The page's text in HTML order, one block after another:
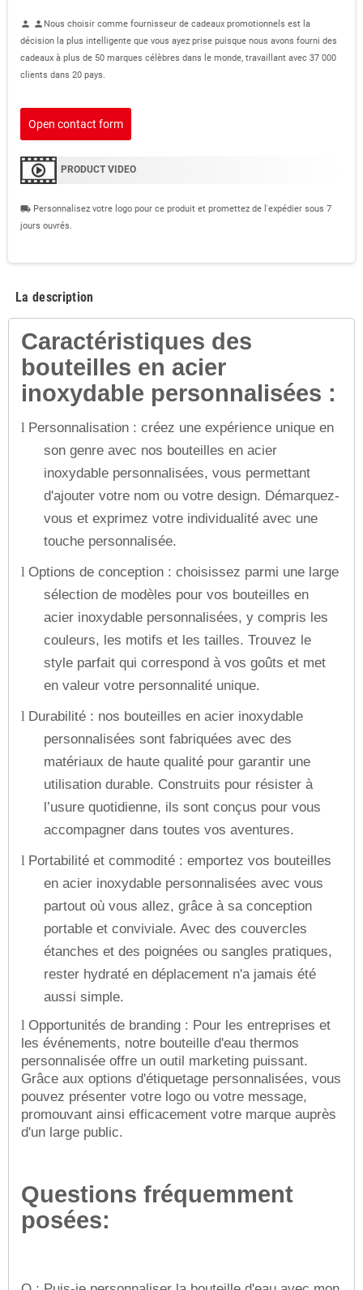
person personNous choisir comme fournisseur de cadeaux promotionnels est la
décision la plus intelligente que vous ayez prise puisque nous avons fourni des
cadeaux à plus de 50 marques célèbres dans le monde, travaillant avec 37 000
clients dans 20 pays.
Open contact form
PRODUCT VIDEO
local_shipping Personnalisez votre logo pour ce produit et promettez de l'expédier sous 7
jours ouvrés.
La description
Caractéristiques des
bouteilles en acier
inoxydable personnalisées :
l Personnalisation : créez une expérience unique en
son genre avec nos bouteilles en acier
inoxydable personnalisées, vous permettant
d'ajouter votre nom ou votre design. Démarquez-
vous et exprimez votre individualité avec une
touche personnalisée.
l Options de conception : choisissez parmi une large
sélection de modèles pour vos bouteilles en
acier inoxydable personnalisées, y compris les
couleurs, les motifs et les tailles. Trouvez le
style parfait qui correspond à vos goûts et met
en valeur votre personnalité unique.
l Durabilité : nos bouteilles en acier inoxydable
personnalisées sont fabriquées avec des
matériaux de haute qualité pour garantir une
utilisation durable. Construits pour résister à
l’usure quotidienne, ils sont conçus pour vous
accompagner dans toutes vos aventures.
l Portabilité et commodité : emportez vos bouteilles
en acier inoxydable personnalisées avec vous
partout où vous allez, grâce à sa conception
portable et conviviale. Avec des couvercles
étanches et des poignées ou sangles pratiques,
rester hydraté en déplacement n'a jamais été
aussi simple.
l Opportunités de branding : Pour les entreprises et
les événements, notre bouteille d'eau thermos
personnalisée offre un outil marketing puissant.
Grâce aux options d'étiquetage personnalisées, vous
pouvez présenter votre logo ou votre message,
promouvant ainsi efficacement votre marque auprès
d'un large public.
Questions fréquemment
posées: